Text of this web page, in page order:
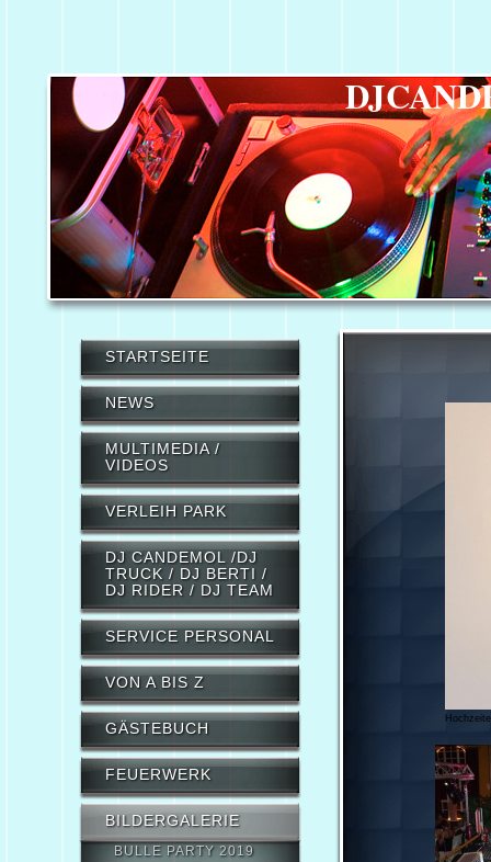
STARTSEITE
NEWS
MULTIMEDIA /
VIDEOS
VERLEIH PARK
DJ CANDEMOL /DJ
TRUCK / DJ BERTI /
DJ RIDER / DJ TEAM
SERVICE PERSONAL
VON A BIS Z
GÄSTEBUCH
FEUERWERK
BILDERGALERIE
BULLE PARTY 2019